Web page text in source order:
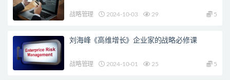
战略管理 2024-10-03 29 5
刘海峰《高维增长》企业家的战略必修课
战略管理 2024-10-01 25 5